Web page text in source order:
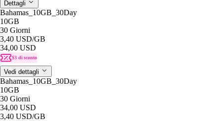
Dettagli
Bahamas_10GB_30Day
10GB
30 Giorni
3,40 USD/GB
34,00 USD
$3 di sconto
Vedi dettagli
Bahamas_10GB_30Day
10GB
30 Giorni
34,00 USD
3,40 USD/GB